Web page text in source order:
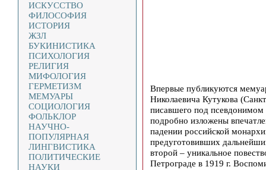
ИСКУССТВО
ФИЛОСОФИЯ
ИСТОРИЯ
ЖЗЛ
БУКИНИСТИКА
ПСИХОЛОГИЯ
РЕЛИГИЯ
МИФОЛОГИЯ
ГЕРМЕТИЗМ
МЕМУАРЫ
СОЦИОЛОГИЯ
ФОЛЬКЛОР
НАУЧНО-
ПОПУЛЯРНАЯ
ЛИНГВИСТИКА
ПОЛИТИЧЕСКИЕ
НАУКИ
Впервые публикуются
Николаевича Кутукова
писавшего под
подробно изложены
падении российской
предуготовивших
второй – уникальное
Петрограде в 1919 г.